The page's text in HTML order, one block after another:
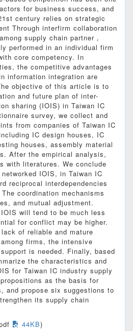
for business success, and
century relies on strategic
Through interfirm collaboration
supply chain partner，
performed in an individual firm
core competency. In
the competitive advantages
information integration are
objective of this article is to
and future plan of inter-
sharing (IOIS) in Taiwan IC
survey, we collect and
from companies of Taiwan IC
IC design houses, IC
houses, assembly material
After the empirical analysis,
with literatures. We conclude
IOIS, in Taiwan IC
reciprocal interdependencies
coordination mechanisms
and mutual adjustment.
will tend to be much less
for conflict may be higher.
of reliable and mature
firms, the intensive
is needed. Finally, based
the characteristics and
for Taiwan IC industry supply
as the basis for
and propose six suggestions to
its supply chain
44KB)